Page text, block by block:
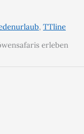
, TTline
erleben